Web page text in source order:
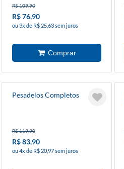
R$ 109,90
R$ 76,90
ou 3x de R$ 25,63 sem juros
Pesadelos Completos
R$ 119,90
R$ 83,90
ou 4x de R$ 20,97 sem juros